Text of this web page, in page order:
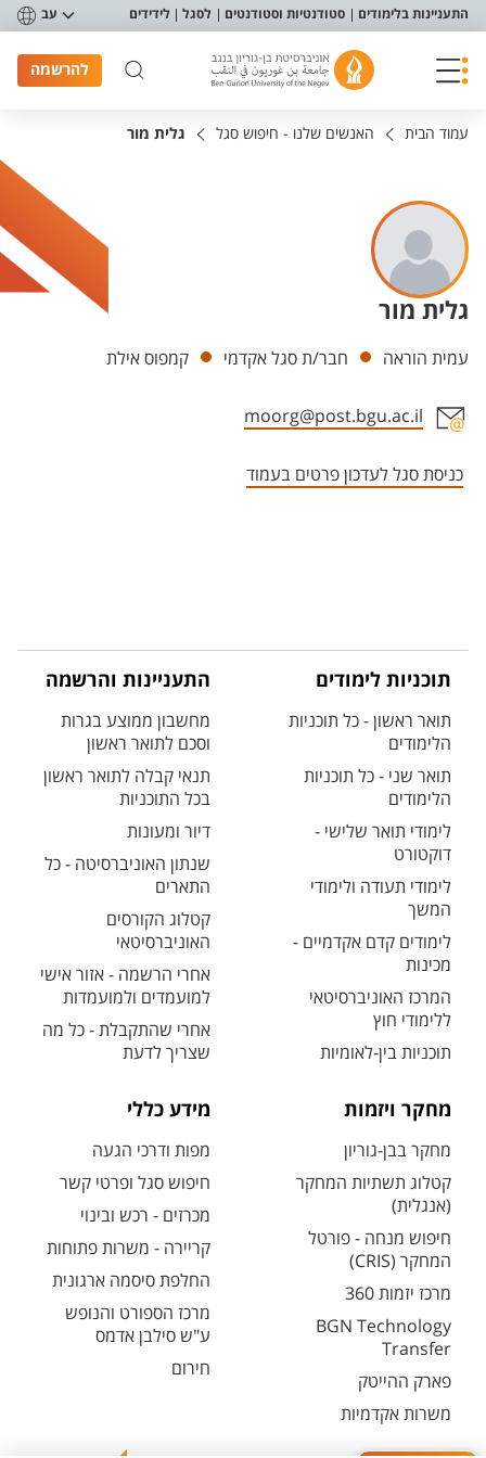
תפריט נגישות
התעניינות בלימודים סטודנטיות וסטודנטים לסגל לידידים עב
להרשמה
עמוד הבית האנשים שלנו - חיפוש סגל גלית מור
גלית מור
יחידות
עמית הוראה חבר/ת סגל אקדמי קמפוס אילת
moorg@post.bgu.ac.il
כניסת סגל לעדכון פרטים בעמוד
תוכניות לימודים
תואר ראשון - כל תוכניות
הלימודים
תואר שני - כל תוכניות
הלימודים
לימודי תואר שלישי -
דוקטורט
לימודי תעודה ולימודי
המשך
לימודים קדם אקדמיים -
מכינות
המרכז האוניברסיטאי
ללימודי חוץ
תוכניות בין-לאומיות
התעניינות והרשמה
מחשבון ממוצע בגרות
וסכם לתואר ראשון
תנאי קבלה לתואר ראשון
בכל התוכניות
דיור ומעונות
שנתון האוניברסיטה - כל
התארים
קטלוג הקורסים
האוניברסיטאי
אחרי הרשמה - אזור אישי
למועמדים ולמועמדות
אחרי שהתקבלת - כל מה
שצריך לדעת
מחקר ויזמות
מחקר בבן-גוריון
קטלוג תשתיות המחקר
(אנגלית)
חיפוש מנחה - פורטל
המחקר (CRIS)
מרכז יזמות 360
BGN Technology
Transfer
פארק ההייטק
משרות אקדמיות
מידע כללי
מפות ודרכי הגעה
חיפוש סגל ופרטי קשר
מכרזים - רכש ובינוי
קריירה - משרות פתוחות
החלפת סיסמה ארגונית
מרכז הספורט והנופש
ע"ש סילבן אדמס
חירום